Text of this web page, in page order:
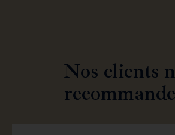
Nos clients